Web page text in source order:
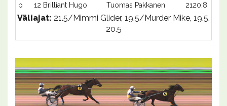
p
12 Brilliant Hugo Tuomas Pakkanen 2120:8
Väliajat: 21.5/Mimmi Glider, 19.5/Murder Mike, 19.5,
20.5